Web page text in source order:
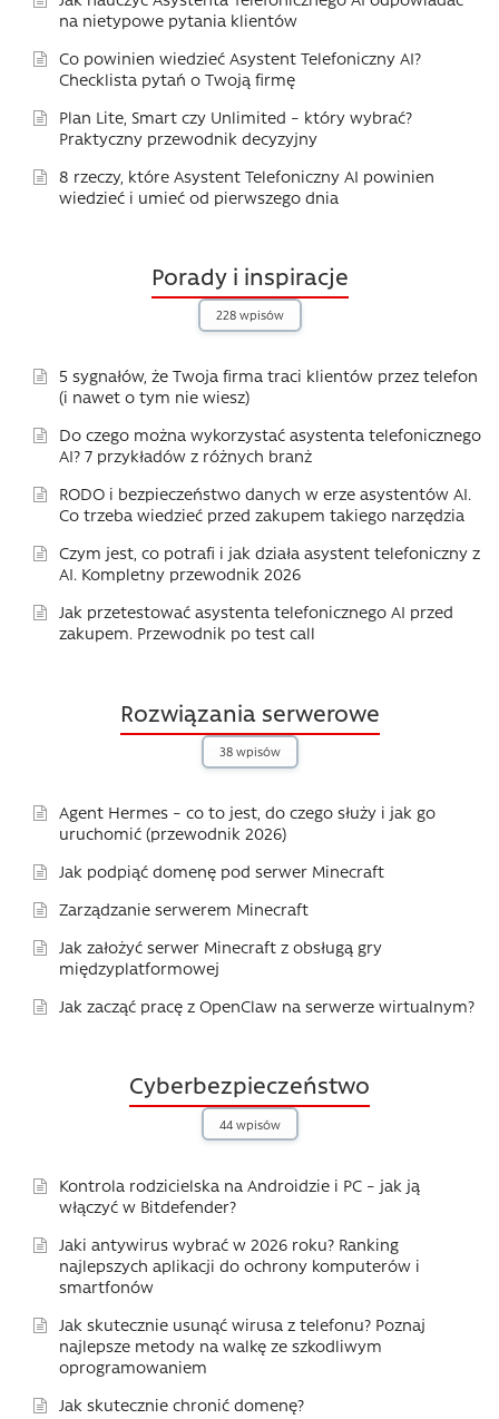
na nietypowe pytania klientów
Co powinien wiedzieć Asystent Telefoniczny AI?
Checklista pytań o Twoją firmę
Plan Lite, Smart czy Unlimited – który wybrać?
Praktyczny przewodnik decyzyjny
8 rzeczy, które Asystent Telefoniczny AI powinien
wiedzieć i umieć od pierwszego dnia
Porady i inspiracje
228 wpisów
5 sygnałów, że Twoja firma traci klientów przez telefon
(i nawet o tym nie wiesz)
Do czego można wykorzystać asystenta telefonicznego
AI? 7 przykładów z różnych branż
RODO i bezpieczeństwo danych w erze asystentów AI.
Co trzeba wiedzieć przed zakupem takiego narzędzia
Czym jest, co potrafi i jak działa asystent telefoniczny z
AI. Kompletny przewodnik 2026
Jak przetestować asystenta telefonicznego AI przed
zakupem. Przewodnik po test call
Rozwiązania serwerowe
38 wpisów
Agent Hermes – co to jest, do czego służy i jak go
uruchomić (przewodnik 2026)
Jak podpiąć domenę pod serwer Minecraft
Zarządzanie serwerem Minecraft
Jak założyć serwer Minecraft z obsługą gry
międzyplatformowej
Jak zacząć pracę z OpenClaw na serwerze wirtualnym?
Cyberbezpieczeństwo
44 wpisów
Kontrola rodzicielska na Androidzie i PC – jak ją
włączyć w Bitdefender?
Jaki antywirus wybrać w 2026 roku? Ranking
najlepszych aplikacji do ochrony komputerów i
smartfonów
Jak skutecznie usunąć wirusa z telefonu? Poznaj
najlepsze metody na walkę ze szkodliwym
oprogramowaniem
Jak skutecznie chronić domenę?